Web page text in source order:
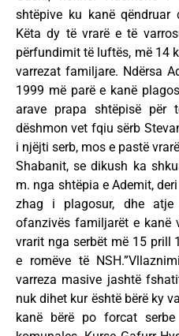
shtëpive ku kanë
Këta dy të vrarë e të
përfundimit të luftës, më 14
varrezat familjare. Ndërsa
1999 më parë e kanë
arave prapa shtëpisë për
dëshmon vet fqiu sërb
i njëjti serb, mos e pastë
Shabanit, se dikush ka
m. nga shtëpia e Ademit,
zhag i plagosur, dhe
ofanzivës familjarët e kanë
vrarit nga serbët më 15 prill
e romëve të
varreza masive jashtë
nuk dihet kur është bërë ky
kanë bërë po forcat